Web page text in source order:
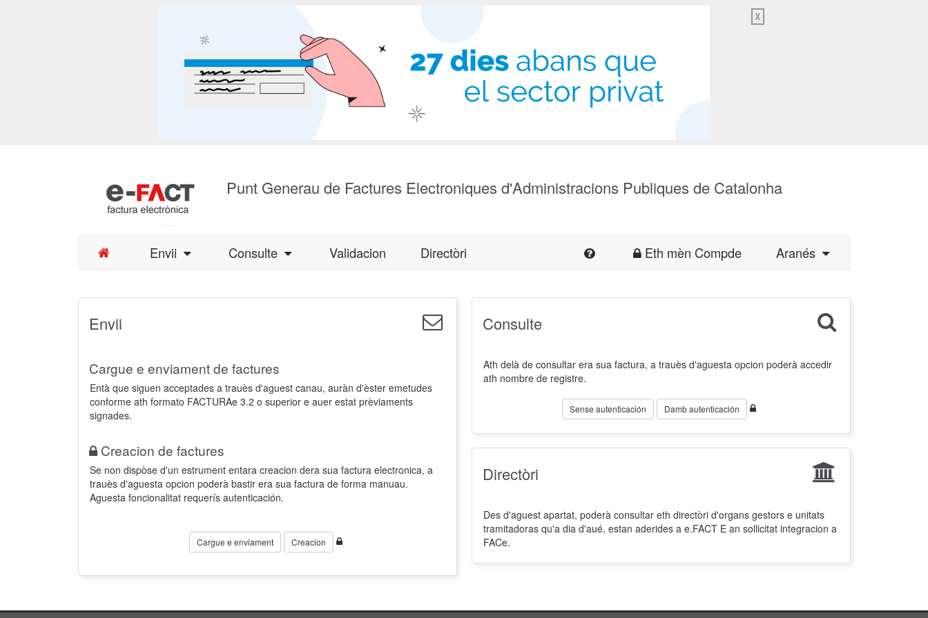
X
Punt Generau de Factures Electroniques d'Administracions Publiques de Catalonha
Envii Consulte Validacion Directòri Eth mèn Compde Aranés
Envii
Cargue e enviament de factures
Entà que siguen acceptades a trauès d'aguest canau, auràn d'èster emetudes
conforme ath formato FACTURAe 3.2 o superior e auer estat prèviaments
signades.
Creacion de factures
Se non dispòse d'un estrument entara creacion dera sua factura electronica, a
trauès d'aguesta opcion poderà bastir era sua factura de forma manuau.
Aguesta foncionalitat requerís autenticación.
Cargue e enviament Creacion
Consulte
Ath delà de consultar era sua factura, a trauès d'aguesta opcion poderà accedir
ath nombre de registre.
Sense autenticación Damb autenticación
Directòri
Des d'aguest apartat, poderà consultar eth directòri d'organs gestors e unitats
tramitadoras qu'a dia d'aué, estan aderides a e.FACT E an sollicitat integracion a
FACe.